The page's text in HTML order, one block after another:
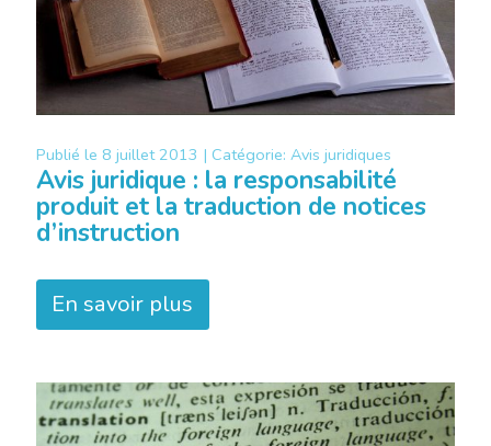
Publié le 8 juillet 2013 | Catégorie: Avis juridiques
Avis juridique : la responsabilité
produit et la traduction de notices
d’instruction
En savoir plus